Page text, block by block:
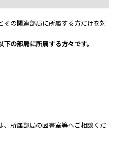
その関連部局に所属する方だけを対
の部局に所属する方々です。
、所属部局の図書室等へご相談くだ